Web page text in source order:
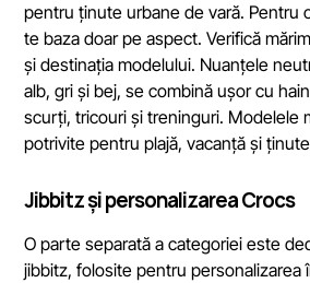
pentru ținute urbane de vară. Pentru
te baza doar pe aspect. Verifică
și destinația modelului. Nuanțele
alb, gri și bej, se combină ușor cu
scurți, tricouri și treninguri. Modelele
potrivite pentru plajă, vacanță și
Jibbitz și personalizarea Crocs
O parte separată a categoriei este
jibbitz, folosite pentru personalizarea